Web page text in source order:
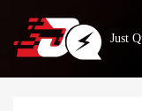
Just